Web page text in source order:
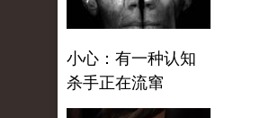
小心：有一种认知
杀手正在流窜